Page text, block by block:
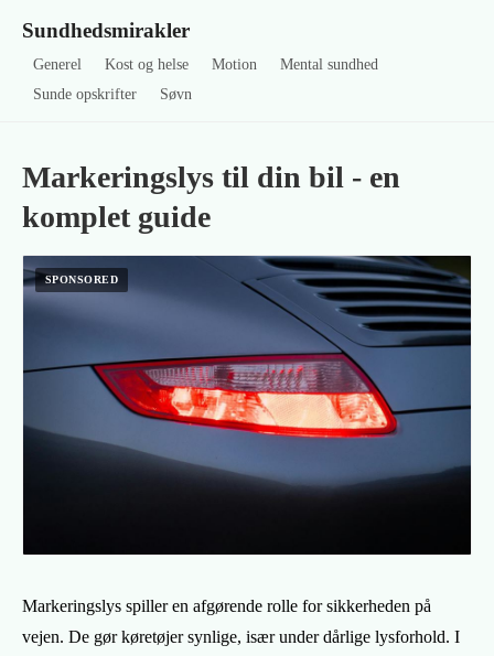
Sundhedsmirakler
Generel Kost og helse Motion
Mental sundhed
Sunde opskrifter
Søvn
Markeringslys til din bil - en
komplet guide
Markeringslys spiller en afgørende rolle for sikkerheden på
vejen. De gør køretøjer synlige, især under dårlige lysforhold. I